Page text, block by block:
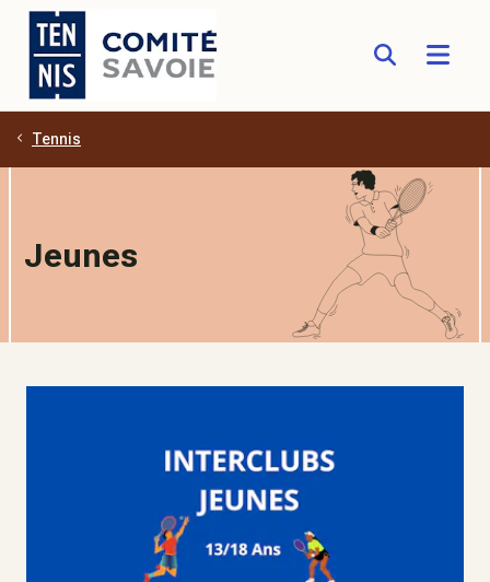
Aller au contenu principal
Tennis
Jeunes